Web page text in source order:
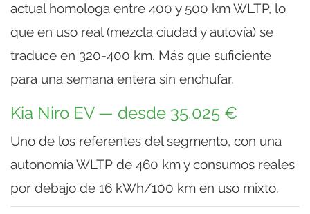
actual homologa entre 400 y 500 km WLTP, lo
que en uso real (mezcla ciudad y autovía) se
traduce en 320-400 km. Más que suficiente
para una semana entera sin enchufar.
Kia Niro EV — desde 35.025 €
Uno de los referentes del segmento, con una
autonomía WLTP de 460 km y consumos reales
por debajo de 16 kWh/100 km en uso mixto.